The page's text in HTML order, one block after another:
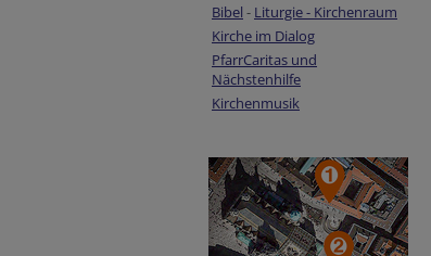
Bibel - Liturgie - Kirchenraum
Kirche im Dialog
PfarrCaritas und
Nächstenhilfe
Kirchenmusik